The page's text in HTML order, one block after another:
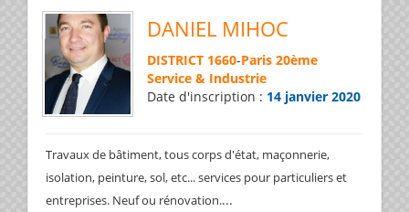
DANIEL MIHOC
DISTRICT 1660-Paris 20ème
Service & Industrie
Date d'inscription : 14 janvier 2020
Travaux de bâtiment, tous corps d'état, maçonnerie,
isolation, peinture, sol, etc... services pour particuliers et
entreprises. Neuf ou rénovation....